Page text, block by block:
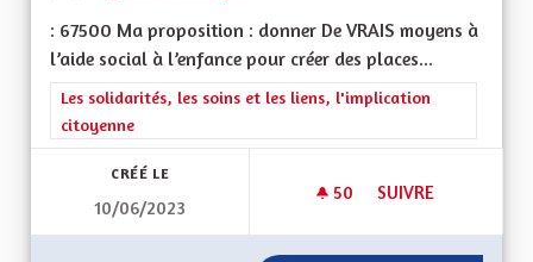
: 67500 Ma proposition : donner De VRAIS moyens à
l’aide social à l’enfance pour créer des places...
Filtrer les résultats de la catégorie : Les solidarités, les soins
Les solidarités, les soins et les liens, l'implication
citoyenne
CRÉÉ LE
10/06/2023
50 50 ABONNÉS
SUIVRE